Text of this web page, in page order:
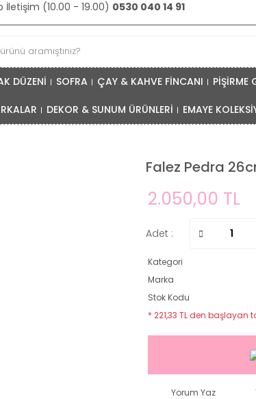
İletişim (10.00 - 19.00) 0530 040 14 91
DÜZENİ SOFRA ÇAY & KAHVE FİNCANI PİŞİRME
DEKOR & SUNUM ÜRÜNLERİ EMAYE
Falez Pedra
2.050,00 TL
Adet :
Kategori
Marka
Stok Kodu
* 221,33 TL den başlayan
Yorum Yaz